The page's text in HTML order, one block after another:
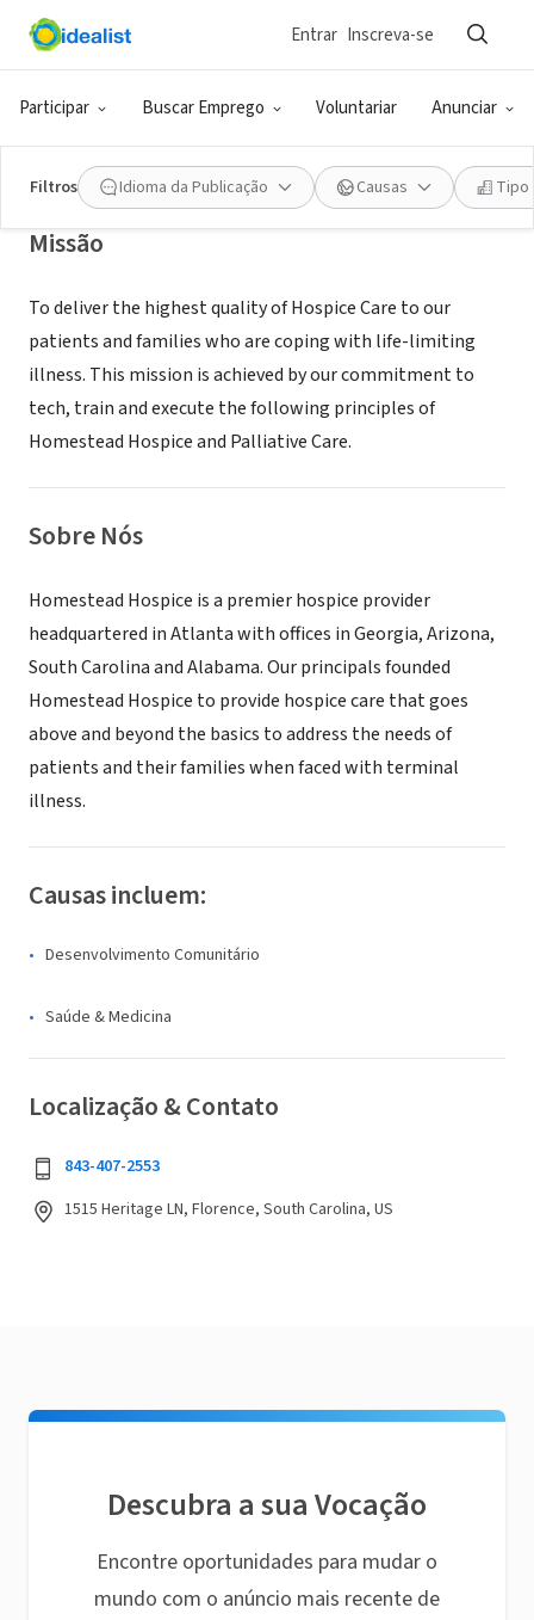
Participar Buscar Emprego Voluntariar Anunciar
Entrar Inscreva-se
Filtros Idioma da Publicação Causas Tipo
ONG (SETOR SOCIAL)
Homestead Hospice
Missão
To deliver the highest quality of Hospice Care to our
patients and families who are coping with life-limiting
illness. This mission is achieved by our commitment to
tech, train and execute the following principles of
Homestead Hospice and Palliative Care.
Sobre Nós
Homestead Hospice is a premier hospice provider
headquartered in Atlanta with offices in Georgia, Arizona,
South Carolina and Alabama. Our principals founded
Homestead Hospice to provide hospice care that goes
above and beyond the basics to address the needs of
patients and their families when faced with terminal
illness.
Causas incluem:
Desenvolvimento Comunitário
Saúde & Medicina
Localização & Contato
843-407-2553
1515 Heritage LN, Florence, South Carolina, US
Descubra a sua Vocação
Encontre oportunidades para mudar o
mundo com o anúncio mais recente de